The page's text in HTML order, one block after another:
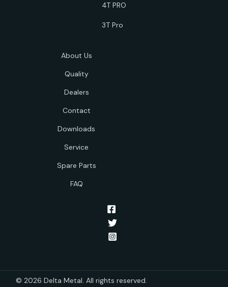
4T PRO
3T Pro
About Us
Quality
Dealers
Contact
Downloads
Service
Spare Parts
FAQ
© 2026 Delta Metal. All rights reserved.